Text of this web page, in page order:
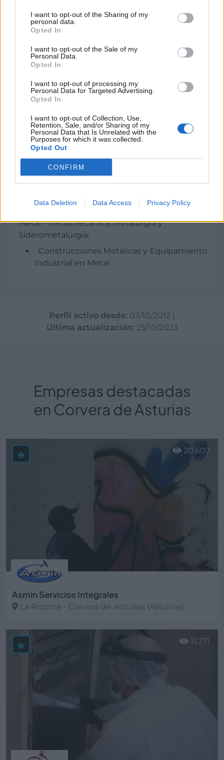
I want to opt-out of the Sharing of my
personal data.
Opted In
I want to opt-out of the Sale of my
Personal Data.
Opted In
I want to opt-out of processing my
Personal Data for Targeted Advertising.
Opted In
I want to opt-out of Collection, Use,
Retention, Sale, and/or Sharing of my
Personal Data that Is Unrelated with the
Purposes for which it was collected.
Opted Out
CONFIRM
Data Deletion Data Access Privacy Policy
Año de fundación:
1965
Experiencia en años:
40
Número de empleados:
3
650 m2
Área comercial:
Regional
Sectores y actividades
Metal - Metalmecánica, Metalurgia y
Siderometalúrgia:
Construcciones Metálicas y Equipamiento
Industrial en Metal
Perfil activo desde: 03/10/2012 |
Última actualización: 25/10/2023
Empresas destacadas
en Corvera de Asturias
Asmin Servicios Integrales
La Rozona - Corvera de Asturias (Asturias)
Ver más
20.607
11.271